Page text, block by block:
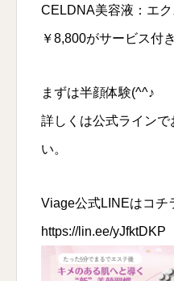
CELDNA美容液：エ
￥8,800がサービス付き
まずは半顔体験(^^♪
詳しくは公式ラインで
い。
Viage公式LINEはコチ
https://lin.ee/yJfktDKP